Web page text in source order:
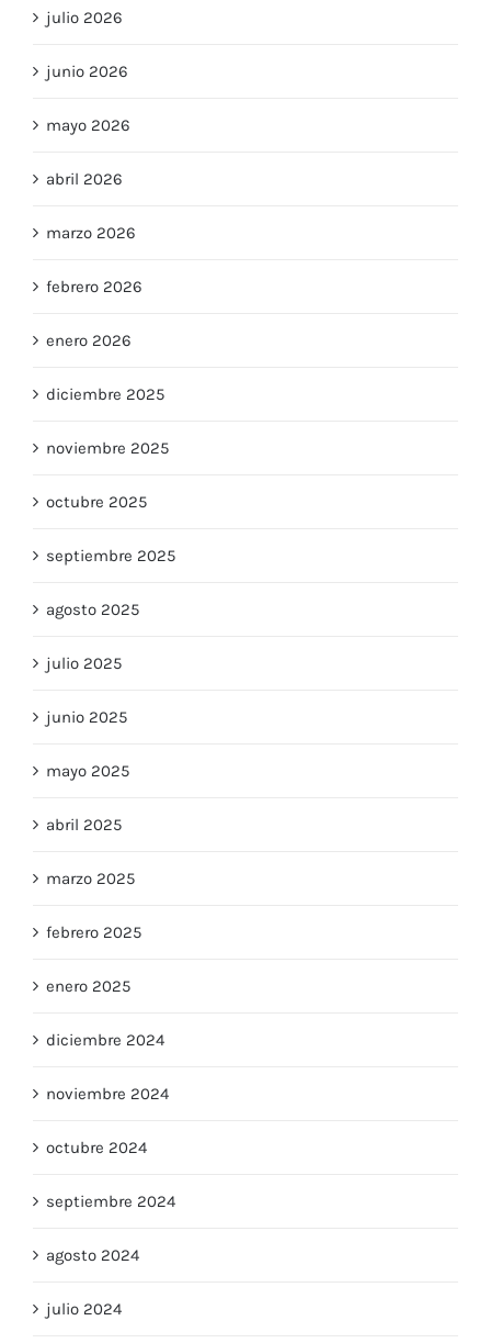
julio 2026
junio 2026
mayo 2026
abril 2026
marzo 2026
febrero 2026
enero 2026
diciembre 2025
noviembre 2025
octubre 2025
septiembre 2025
agosto 2025
julio 2025
junio 2025
mayo 2025
abril 2025
marzo 2025
febrero 2025
enero 2025
diciembre 2024
noviembre 2024
octubre 2024
septiembre 2024
agosto 2024
julio 2024